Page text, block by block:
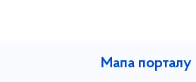
Мапа порталу